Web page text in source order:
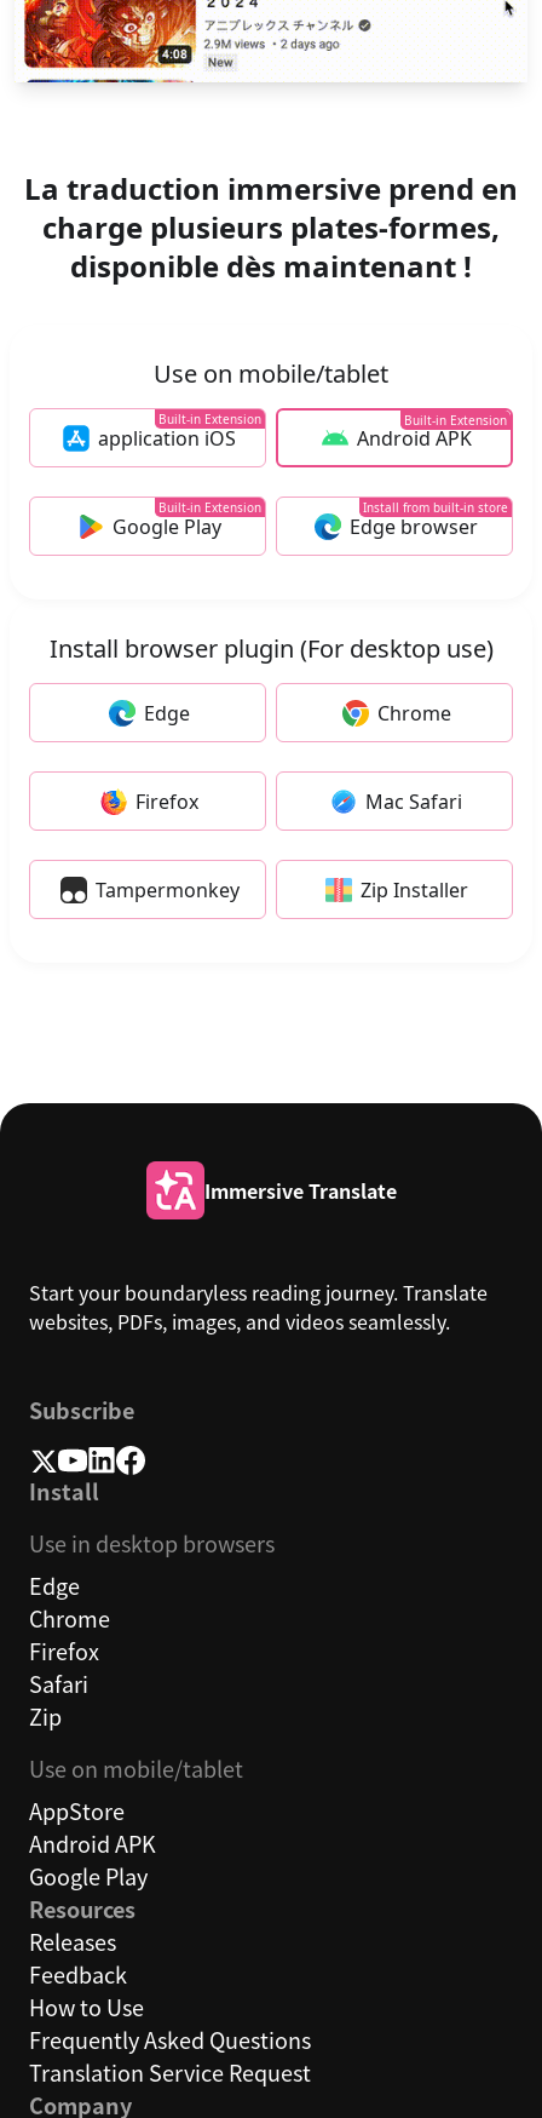
La traduction immersive prend en
charge plusieurs plates-formes,
disponible dès maintenant !
Install browser plugin (For desktop use)
Edge Chrome
Firefox Mac Safari
Tampermonkey Zip Installer
Use on mobile/tablet
application iOS
Built-in Extension
Android APK
Built-in Extension
Google Play
Built-in Extension
Edge browser
Install from built-in store
Immersive Translate
Start your boundaryless reading journey. Translate
websites, PDFs, images, and videos seamlessly.
Subscribe
Install
Use in desktop browsers
Edge
Chrome
Firefox
Safari
Zip
Use on mobile/tablet
AppStore
Android APK
Google Play
Resources
Releases
Feedback
How to Use
Frequently Asked Questions
Translation Service Request
Company